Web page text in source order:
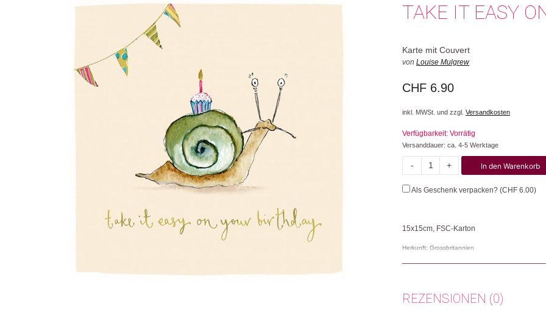
TAKE IT EASY
Karte mit Couvert
von Louise Mulgrew
CHF 6.90
inkl. MWSt. und zzgl. Versandkosten
Verfügbarkeit: Vorrätig
Versanddauer: ca. 4-5 Werktage
-
It
Easy
Birthday
Menge
+ In den Warenkorb
Als Geschenk verpacken? (CHF 6.00)
15x15cm, FSC-Karton
Herkunft: Grossbritannien
Artikelnummer: 111530.08
REZENSIONEN (0)